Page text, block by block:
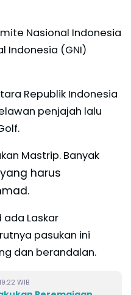
Nasional Indonesia
Indonesia (GNI)
Republik Indonesia
penjajah lalu
Mastrip. Banyak
harus
Laskar
pasukan ini
dan berandalan.
WIB